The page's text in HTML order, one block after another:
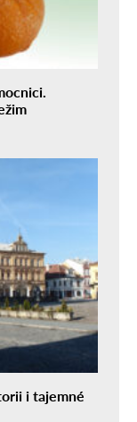
i tajemné